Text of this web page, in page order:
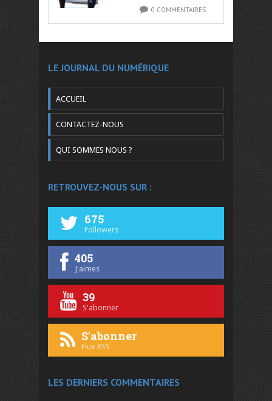
0 COMMENTAIRES
LE JOURNAL DU NUMÉRIQUE
ACCUEIL
CONTACTEZ-NOUS
QUI SOMMES NOUS ?
RETROUVEZ-NOUS SUR :
675
Followers
405
J'aimes
39
S'abonner
S'abonner
Flux RSS
LES DERNIERS COMMENTAIRES